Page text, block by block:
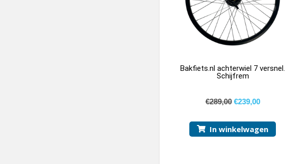
Bakfiets.nl achterwiel 7 versnel.
Schijfrem
€289,00 €239,00
In winkelwagen